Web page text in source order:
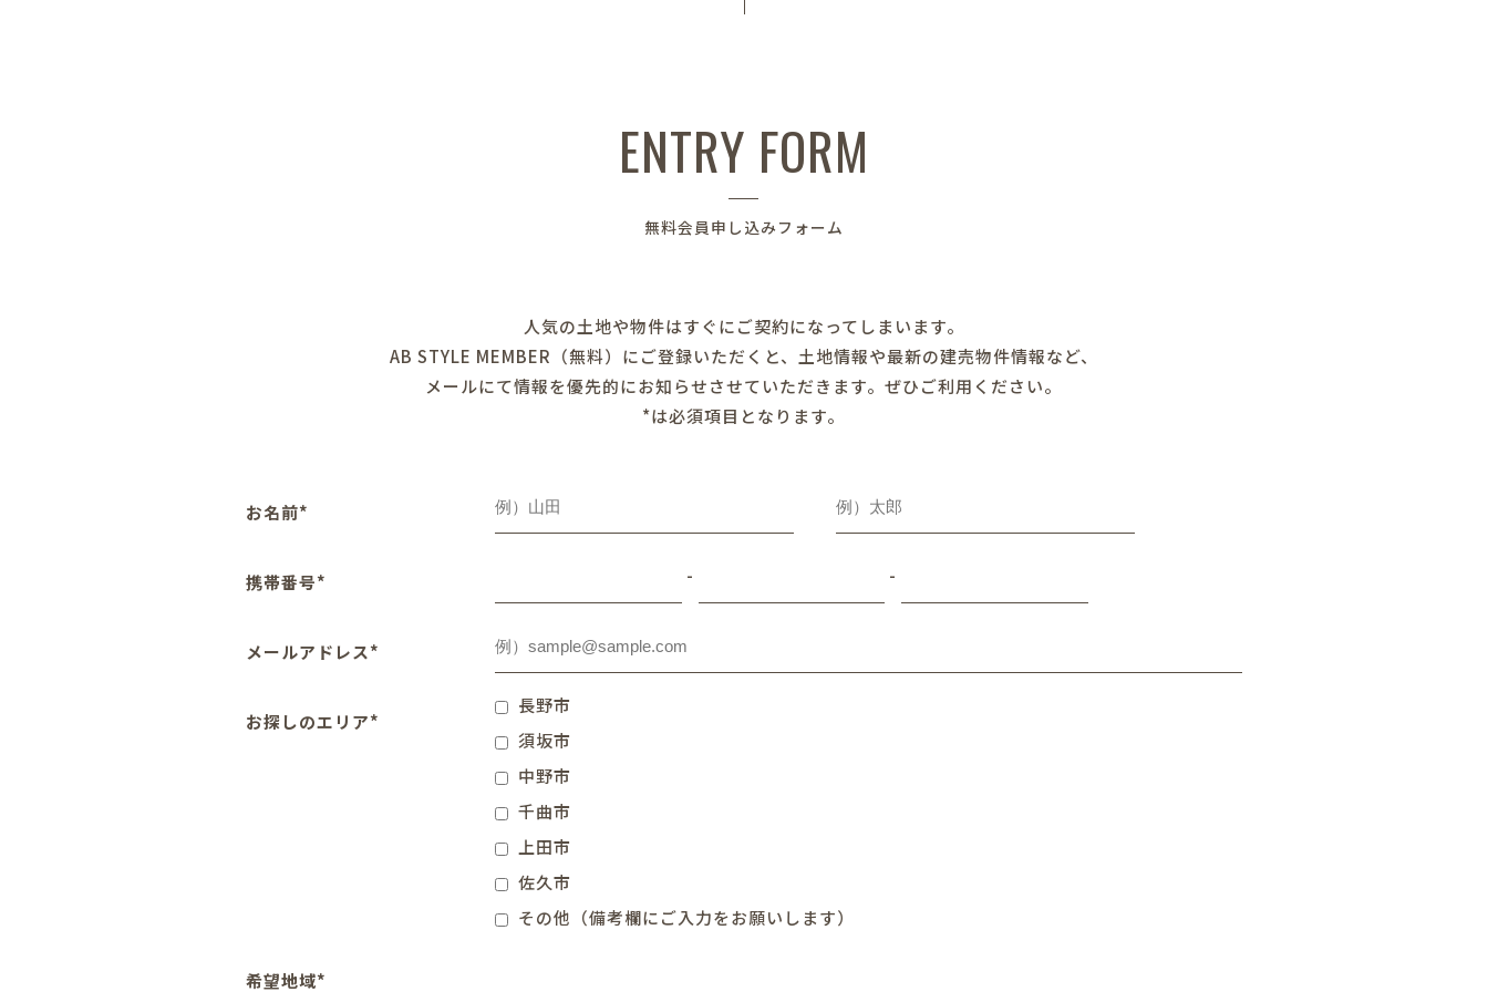
ENTRY FORM
無料会員申し込みフォーム
人気の土地や物件はすぐにご契約になってしまいます。
AB STYLE MEMBER（無料）にご登録いただくと、土地情報や最新の建売物件情報など、
メールにて情報を優先的にお知らせさせていただきます。ぜひご利用ください。
*は必須項目となります。
お名前*
携帯番号* - -
メールアドレス*
お探しのエリア*
長野市
須坂市
中野市
千曲市
上田市
佐久市
その他（備考欄にご入力をお願いします）
希望地域*